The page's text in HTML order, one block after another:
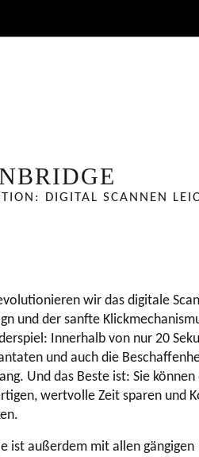
DIGITAL SCANNEN
wir das digitale
und der sanfte
Innerhalb von nur 20
und auch die
Und das Beste ist: Sie können
wertvolle Zeit sparen und
ist außerdem mit allen gängigen